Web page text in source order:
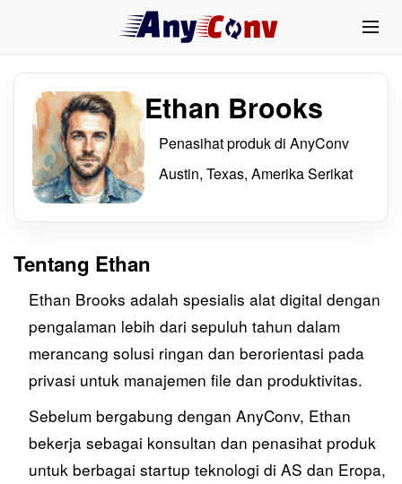
Ethan Brooks
Penasihat produk di AnyConv
Austin, Texas, Amerika Serikat
Tentang Ethan
Ethan Brooks adalah spesialis alat digital dengan
pengalaman lebih dari sepuluh tahun dalam
merancang solusi ringan dan berorientasi pada
privasi untuk manajemen file dan produktivitas.
Sebelum bergabung dengan AnyConv, Ethan
bekerja sebagai konsultan dan penasihat produk
untuk berbagai startup teknologi di AS dan Eropa,